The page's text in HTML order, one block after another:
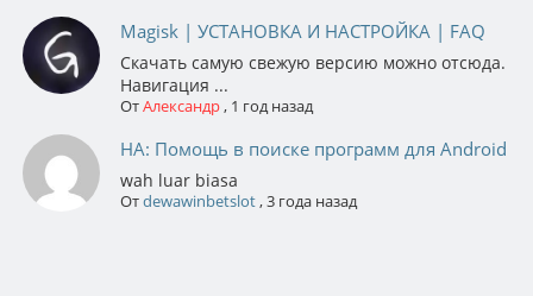
Magisk | УСТАНОВКА И НАСТРОЙКА | FAQ
Скачать самую свежую версию можно отсюда.
Навигация ...
ОтАлександр, 1 год назад
НА: Помощь в поиске программ для Android
wah luar biasa
Отdewawinbetslot,3 года назад